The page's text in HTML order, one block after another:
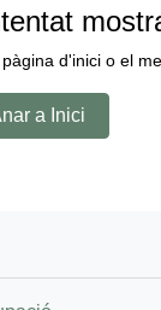
d'inici o el
a Inici